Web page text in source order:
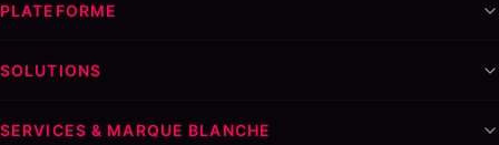
PLATEFORME
SOLUTIONS
SERVICES & MARQUE BLANCHE